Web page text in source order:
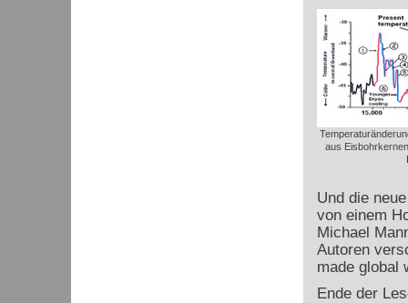
aus
Und die
von einem
Michael
Autoren
made global
Ende der